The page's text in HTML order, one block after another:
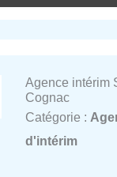
Agence intérim
Cognac
Catégorie :
d'intérim